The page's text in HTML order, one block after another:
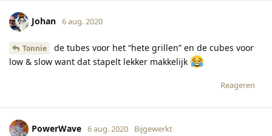
Johan 6 aug. 2020
Tonnie
de tubes voor het “hete grillen” en de cubes voor
low & slow want dat stapelt lekker makkelijk
Reageren
PowerWave 6 aug. 2020 Bijgewerkt